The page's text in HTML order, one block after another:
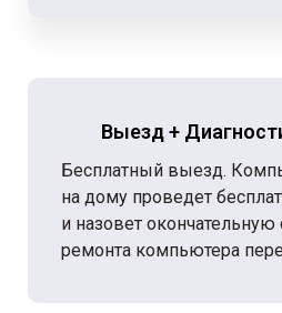
Выезд +
Бесплатный выезд.
на дому проведет
и назовет окончательную
ремонта компьютера